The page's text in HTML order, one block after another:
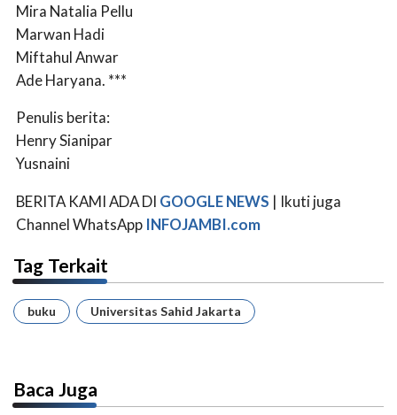
Mira Natalia Pellu
Marwan Hadi
Miftahul Anwar
Ade Haryana. ***
Penulis berita:
Henry Sianipar
Yusnaini
BERITA KAMI ADA DI GOOGLE NEWS | Ikuti juga
Channel WhatsApp INFOJAMBI.com
Tag Terkait
buku Universitas Sahid Jakarta
Baca Juga